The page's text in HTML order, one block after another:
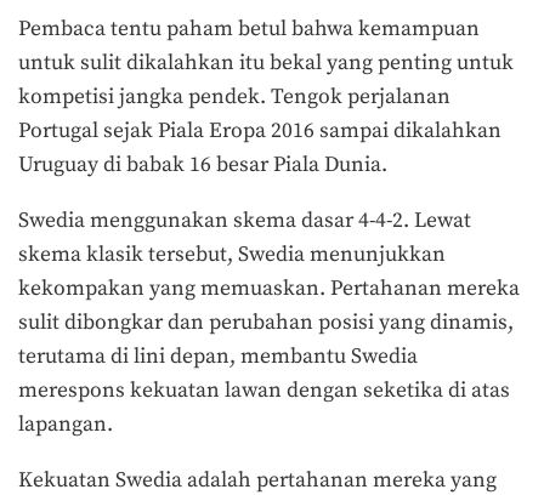
Pembaca tentu paham betul bahwa kemampuan
untuk sulit dikalahkan itu bekal yang penting untuk
kompetisi jangka pendek. Tengok perjalanan
Portugal sejak Piala Eropa 2016 sampai dikalahkan
Uruguay di babak 16 besar Piala Dunia.
Swedia menggunakan skema dasar 4-4-2. Lewat
skema klasik tersebut, Swedia menunjukkan
kekompakan yang memuaskan. Pertahanan mereka
sulit dibongkar dan perubahan posisi yang dinamis,
terutama di lini depan, membantu Swedia
merespons kekuatan lawan dengan seketika di atas
lapangan.
Kekuatan Swedia adalah pertahanan mereka yang